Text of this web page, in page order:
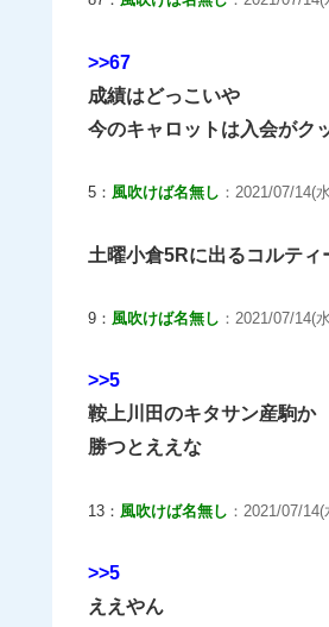
>>67
成績はどっこいや
今のキャロットは入会がク
5： 風吹けば名無し ：2021/07/14(
土曜小倉5Rに出るコルティ
9： 風吹けば名無し ：2021/07/14(
>>5
鞍上川田のキタサン産駒か
勝つとええな
13： 風吹けば名無し ：2021/07/
>>5
ええやん